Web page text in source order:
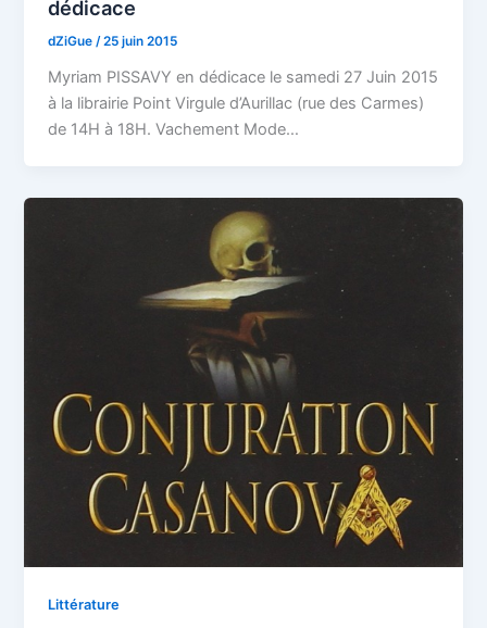
dédicace
dZiGue/25 juin 2015
Myriam PISSAVY en dédicace le samedi 27 Juin 2015
à la librairie Point Virgule d’Aurillac (rue des Carmes)
de 14H à 18H. Vachement Mode…
Littérature